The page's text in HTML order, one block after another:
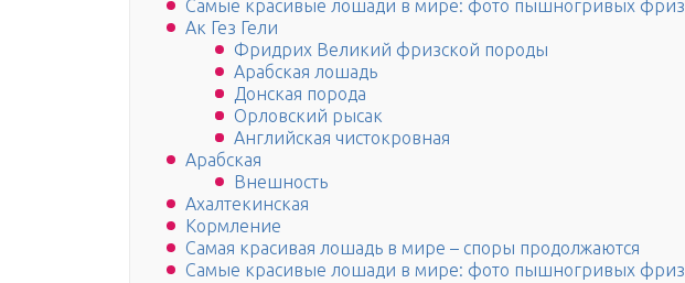
Самые красивые лошади в мире: фото пышногривых фриз
Ак Гез Гели
Фридрих Великий фризской породы
Арабская лошадь
Донская порода
Орловский рысак
Английская чистокровная
Арабская
Внешность
Ахалтекинская
Кормление
Самая красивая лошадь в мире – споры продолжаются
Самые красивые лошади в мире: фото пышногривых фриз